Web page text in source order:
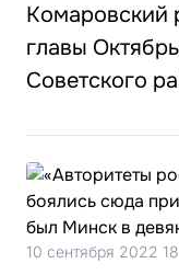
Комаровский
главы
Советского
10 сентября 2022